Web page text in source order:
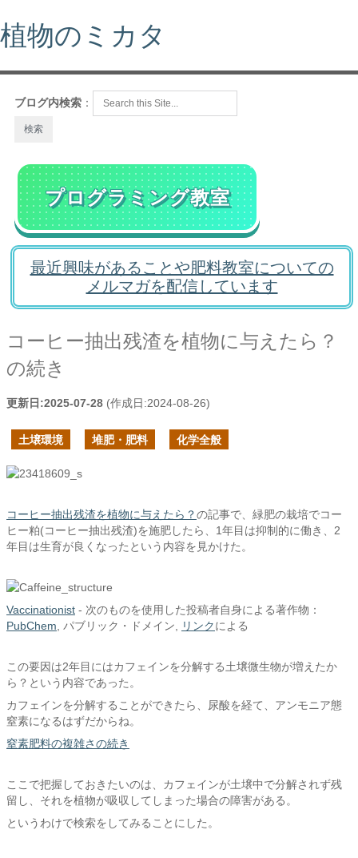
植物のミカタ
ブログ内検索 ：
プログラミング教室
最近興味があることや肥料教室についての
メルマガを配信しています
コーヒー抽出残渣を植物に与えたら？
の続き
更新日:2025-07-28 (作成日:2024-08-26)
土壌環境 堆肥・肥料 化学全般
コーヒー抽出残渣を植物に与えたら？の記事で、緑肥の栽培でコー
ヒー粕(コーヒー抽出残渣)を施肥したら、1年目は抑制的に働き、2
年目は生育が良くなったという内容を見かけた。
Vaccinationist - 次のものを使用した投稿者自身による著作物：
PubChem , パブリック・ドメイン, リンクによる
この要因は2年目にはカフェインを分解する土壌微生物が増えたか
ら？という内容であった。
カフェインを分解することができたら、尿酸を経て、アンモニア態
窒素になるはずだからね。
窒素肥料の複雑さの続き
ここで把握しておきたいのは、カフェインが土壌中で分解されず残
留し、それを植物が吸収してしまった場合の障害がある。
というわけで検索をしてみることにした。